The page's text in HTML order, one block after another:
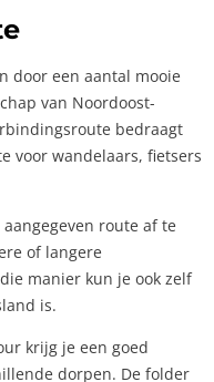
door een aantal mooie
van Noordoost-
bedraagt
voor wandelaars, fietsers
route af te
of langere
manier kun je ook zelf
is.
krijg je een goed
dorpen. De folder